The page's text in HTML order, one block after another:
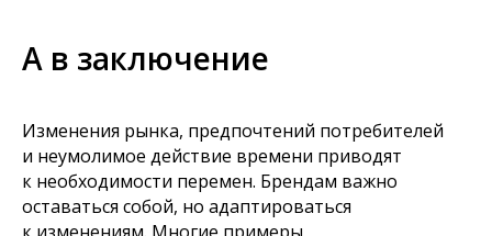
А в заключение
Изменения рынка, предпочтений потребителей
и неумолимое действие времени приводят
к необходимости перемен. Брендам важно
оставаться собой, но адаптироваться
к изменениям. Многие примеры